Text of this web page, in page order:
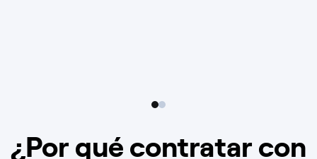
¿Por qué contratar con